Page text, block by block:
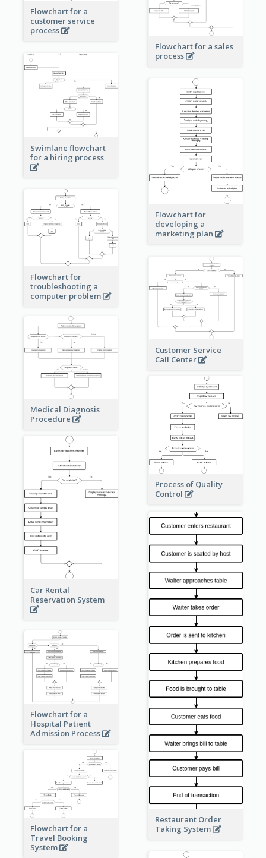
Flowchart for a
customer service
process
Flowchart for a sales
process
Swimlane flowchart
for a hiring process
Flowchart for
developing a
marketing plan
Flowchart for
troubleshooting a
computer problem
Customer Service
Call Center
Medical Diagnosis
Procedure
Process of Quality
Control
Car Rental
Reservation System
Restaurant Order
Taking System
Flowchart for a
Hospital Patient
Admission Process
Flowchart for a
Travel Booking
System